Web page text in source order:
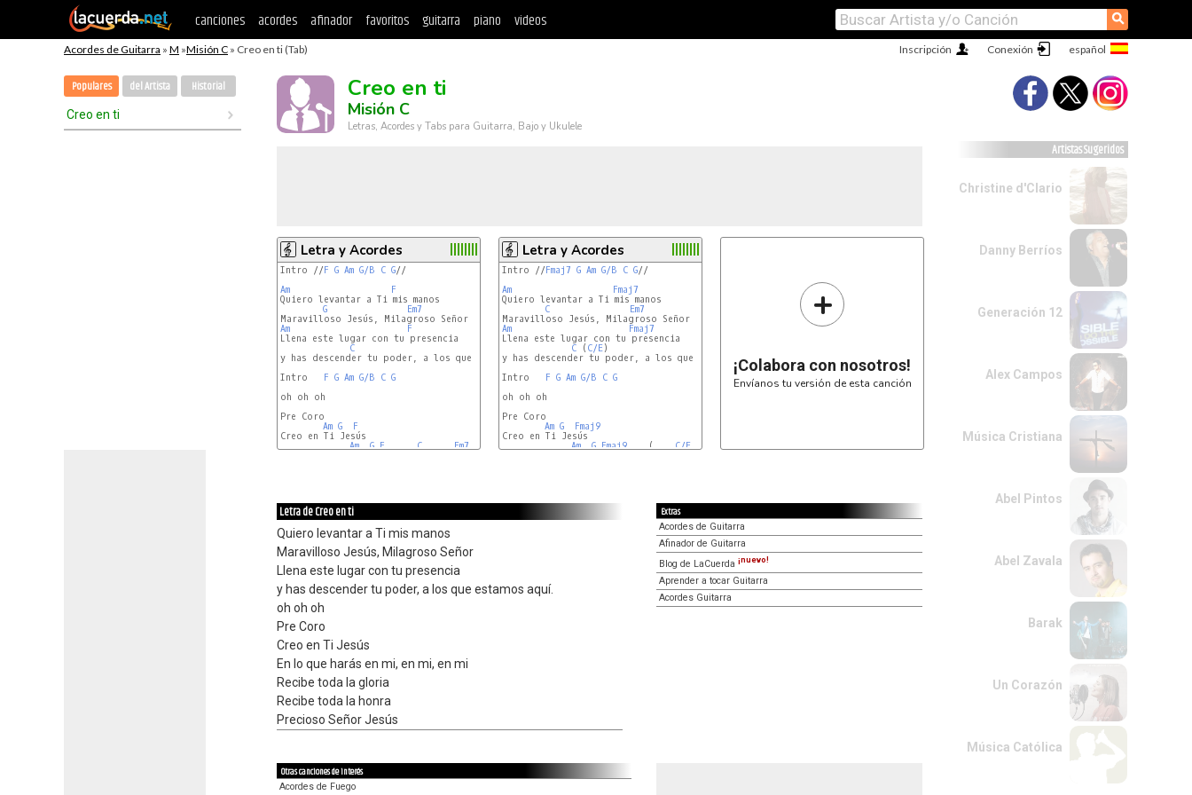
canciones acordes afinador favoritos guitarra piano videos ⚲
Acordes de Guitarra » M »Misión C » Creo en ti (Tab) Conexión
Inscripción
Populares del Artista Historial
Creo en ti
Creo en ti
Misión C
Letras, Acordes y Tabs para Guitarra, Bajo y Ukulele
Letra y Acordes
Intro //F G Am G/B C G//
Am
F
Quiero levantar a Ti mis manos
G
Em7
Am
F
Llena este lugar con tu presencia
C
y has descender tu poder, a los que estamos aquí.
Intro F G Am G/B C G
oh oh oh
Pre Coro
Am G
F
Creo en Ti Jesús
Am
G F C
Em7
Letra y Acordes
Intro //Fmaj7 G Am G/B C G//
Am
Fmaj7
Quiero levantar a Ti mis manos
C
Em7
Am
Fmaj7
Llena este lugar con tu presencia
C ( C/E)
y has descender tu poder, a los que estamos aquí.
Intro F G Am G/B C G
oh oh oh
Pre Coro
Am G
Fmaj9
Creo en Ti Jesús
Am
G Fmaj9
    (
C/E
+
¡Colabora con nosotros!
Envíanos tu versión de esta canción
Letra de Creo en ti
Quiero levantar a Ti mis manos
Maravilloso Jesús, Milagroso Señor
Llena este lugar con tu presencia
y has descender tu poder, a los que estamos aquí.
oh oh oh
Pre Coro
Creo en Ti Jesús
En lo que harás en mi, en mi, en mi
Recibe toda la gloria
Recibe toda la honra
Precioso Señor Jesús
Extras
Acordes de Guitarra
Afinador de Guitarra
Blog de LaCuerda ¡nuevo!
Aprender a tocar Guitarra
Acordes Guitarra
Otras canciones de interés
Acordes de Fuego
Artistas Sugeridos
Christine d'Clario
Danny Berríos
Generación 12
Alex Campos
Música Cristiana
Abel Pintos
Abel Zavala
Barak
Un Corazón
Música Católica